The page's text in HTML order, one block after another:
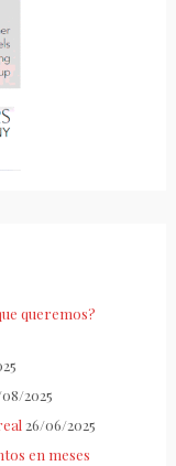
queremos?
2025
26/06/2025
en meses